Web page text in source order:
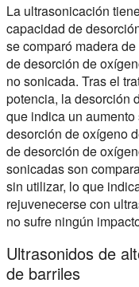
La ultrasonicación
capacidad de
se comparó madera
de desorción de
no sonicada. Tras el
potencia, la desorción
que indica un
desorción de oxígeno
de desorción de
sonicadas son
sin utilizar, lo que
rejuvenecerse con
no sufre ningún
Ultrasonidos de
de barriles